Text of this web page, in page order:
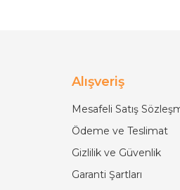
Alışveriş
Mesafeli Satış
Ödeme ve Teslimat
Gizlilik ve Güvenlik
Garanti Şartları